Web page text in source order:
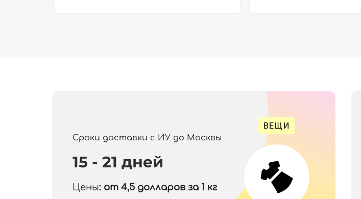
Сроки доставки с ИУ до Москвы
15 - 21 дней
Цены: от 4,5 долларов за 1 кг
ВЕЩИ